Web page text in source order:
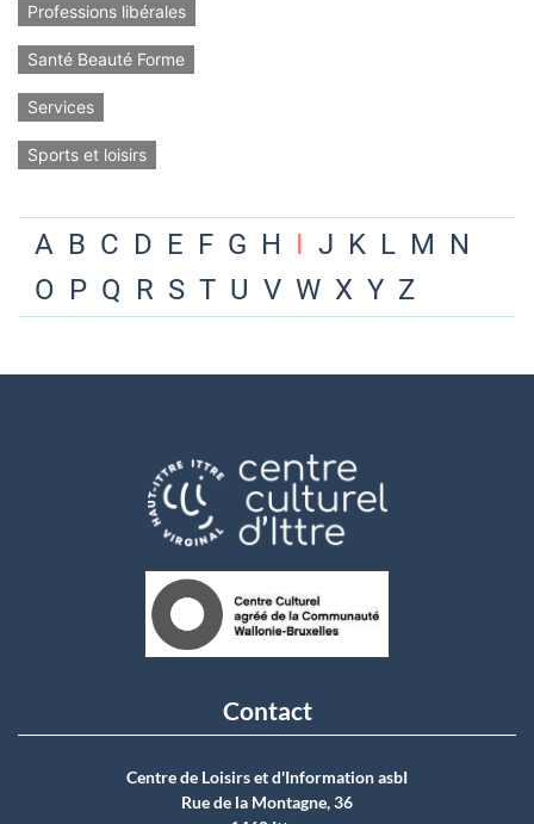
Professions libérales
Santé Beauté Forme
Services
Sports et loisirs
A B C D E F G H I J K L M N
O P Q R S T U V W X Y Z
Contact
Centre de Loisirs et d'Information asbI
Rue de la Montagne, 36